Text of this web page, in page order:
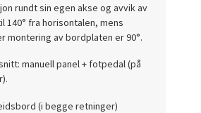
rundt sin egen akse og avvik av
140° fra horisontalen, mens
montering av bordplaten er 90°.
manuell panel + fotpedal (på
(i begge retninger)